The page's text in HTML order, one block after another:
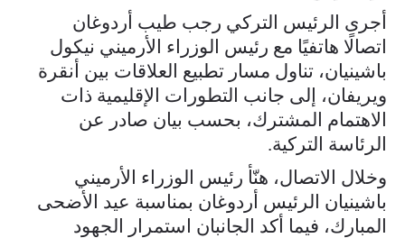
أجرى الرئيس التركي رجب طيب أردوغان
اتصالًا هاتفيًا مع رئيس الوزراء الأرميني نيكول
باشينيان، تناول مسار تطبيع العلاقات بين أنقرة
ويريفان، إلى جانب التطورات الإقليمية ذات
الاهتمام المشترك، بحسب بيان صادر عن
الرئاسة التركية.
وخلال الاتصال، هنّأ رئيس الوزراء الأرميني
باشينيان الرئيس أردوغان بمناسبة عيد الأضحى
المبارك، فيما أكد الجانبان استمرار الجهود